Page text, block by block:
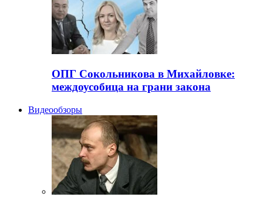
ОПГ Сокольникова в Михайловке:
междоусобица на грани закона
Видеообзоры